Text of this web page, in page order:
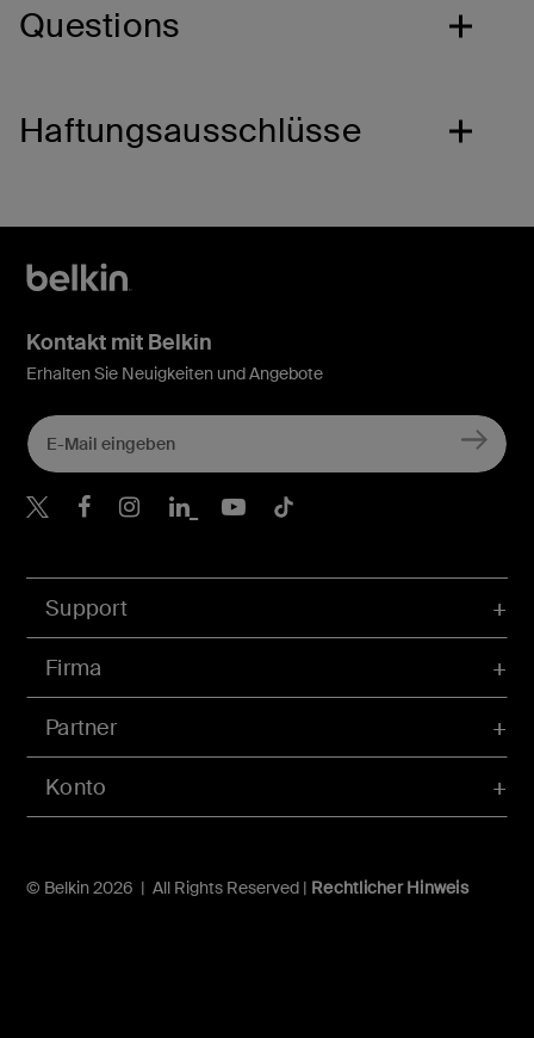
Questions
Haftungsausschlüsse
Konto
Support
Firma
Partner
© Belkin 2026 | All Rights Reserved | Rechtlicher Hinweis
Kontakt mit Belkin
Erhalten Sie Neuigkeiten und Angebote
Belkin Twitter
Belkin Facebook
Belkin Instagram
Belkin LinkedIn
Belkin Youtube
Belkin TikTok